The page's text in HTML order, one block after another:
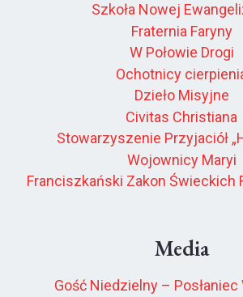
Szkoła Nowej
Fraternia Faryny
W Połowie Drogi
Ochotnicy
Dzieło Misyjne
Civitas Christiana
Stowarzyszenie Przyjaciół
Wojownicy Maryi
Franciszkański Zakon Świeckich
Media
Gość Niedzielny –